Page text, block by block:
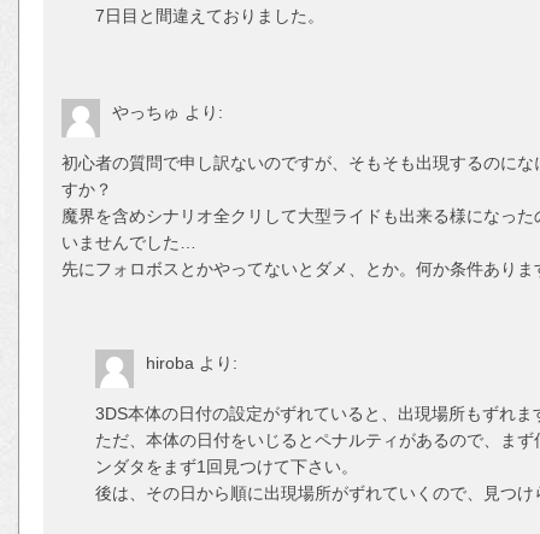
7日目と間違えておりました。
やっちゅ より:
初心者の質問で申し訳ないのですが、そもそも出現するのに
すか？
魔界を含めシナリオ全クリして大型ライドも出来る様になっ
いませんでした…
先にフォロボスとかやってないとダメ、とか。何か条件ありま
hiroba より:
3DS本体の日付の設定がずれていると、出現場所もずれま
ただ、本体の日付をいじるとペナルティがあるので、ま
ンダタをまず1回見つけて下さい。
後は、その日から順に出現場所がずれていくので、見つ